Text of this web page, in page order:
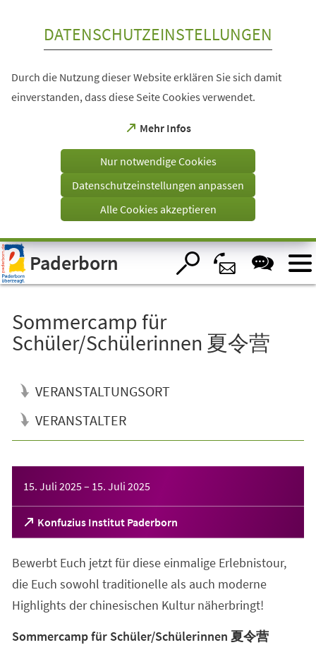
Visuelle
Assistenzsoftware
öffnen.
DATENSCHUTZEINSTELLUNGEN
Durch die Nutzung dieser Website erklären Sie sich damit
einverstanden, dass diese Seite Cookies verwendet.
Mehr Infos
(Öffnet
einem
Tab)
Nur notwendige Cookies
Datenschutzeinstellungen anpassen
Alle Cookies akzeptieren
Paderborn
Sommercamp für
Schüler/Schülerinnen 夏令营
VERANSTALTUNGSORT
VERANSTALTER
15. Juli 2025– 15. Juli 2025
Konfuzius Institut Paderborn
(Öffnet
in
neuen
Tab)
Bewerbt Euch jetzt für diese einmalige Erlebnistour,
die Euch sowohl traditionelle als auch moderne
Highlights der chinesischen Kultur näherbringt!
Sommercamp für Schüler/Schülerinnen 夏令营